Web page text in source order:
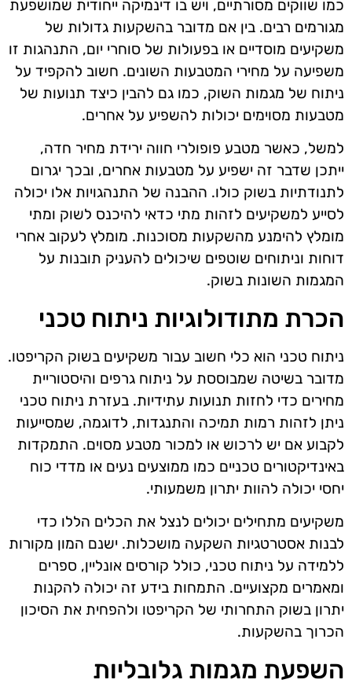
כמו שווקים מסורתיים, ויש בו דינמיקה ייחודית שמושפעת
מגורמים רבים. בין אם מדובר בהשקעות גדולות של
משקיעים מוסדיים או בפעולות של סוחרי יום, התנהגות זו
משפיעה על מחירי המטבעות השונים. חשוב להקפיד על
ניתוח של מגמות השוק, כמו גם להבין כיצד תנועות של
מטבעות מסוימים יכולות להשפיע על אחרים.
למשל, כאשר מטבע פופולרי חווה ירידת מחיר חדה,
ייתכן שדבר זה ישפיע על מטבעות אחרים, ובכך יגרום
לתנודתיות בשוק כולו. ההבנה של התנהגויות אלו יכולה
לסייע למשקיעים לזהות מתי כדאי להיכנס לשוק ומתי
מומלץ להימנע מהשקעות מסוכנות. מומלץ לעקוב אחרי
דוחות וניתוחים שוטפים שיכולים להעניק תובנות על
המגמות השונות בשוק.
הכרת מתודולוגיות ניתוח טכני
ניתוח טכני הוא כלי חשוב עבור משקיעים בשוק הקריפטו.
מדובר בשיטה שמבוססת על ניתוח גרפים והיסטוריית
מחירים כדי לחזות תנועות עתידיות. בעזרת ניתוח טכני
ניתן לזהות רמות תמיכה והתנגדות, לדוגמה, שמסייעות
לקבוע אם יש לרכוש או למכור מטבע מסוים. התמקדות
באינדיקטורים טכניים כמו ממוצעים נעים או מדדי כוח
יחסי יכולה להוות יתרון משמעותי.
משקיעים מתחילים יכולים לנצל את הכלים הללו כדי
לבנות אסטרטגיות השקעה מושכלות. ישנם המון מקורות
ללמידה על ניתוח טכני, כולל קורסים אונליין, ספרים
ומאמרים מקצועיים. התמחות בידע זה יכולה להקנות
יתרון בשוק התחרותי של הקריפטו ולהפחית את הסיכון
הכרוך בהשקעות.
השפעת מגמות גלובליות